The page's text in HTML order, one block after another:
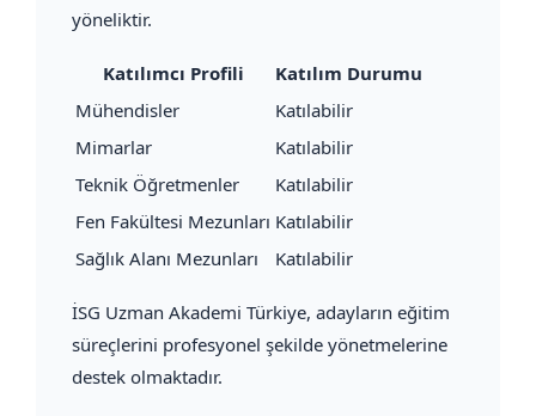
yöneliktir.
Katılımcı Profili
Katılım Durumu
Mühendisler
Katılabilir
Mimarlar
Katılabilir
Teknik Öğretmenler
Katılabilir
Fen Fakültesi Mezunları Katılabilir
Sağlık Alanı Mezunları
Katılabilir
İSG Uzman Akademi Türkiye, adayların eğitim
süreçlerini profesyonel şekilde yönetmelerine
destek olmaktadır.